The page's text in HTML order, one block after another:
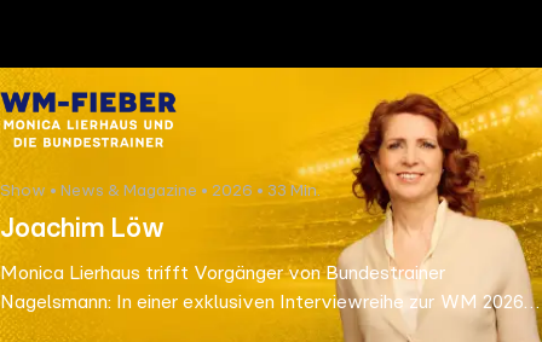
page
Show • News & Magazine • 2026 • 33 Min.
Joachim Löw
Monica Lierhaus trifft Vorgänger von Bundestrainer
Nagelsmann: In einer exklusiven Interviewreihe zur WM 2026
spricht sie über Visionen, Emotionen und Deutschlands